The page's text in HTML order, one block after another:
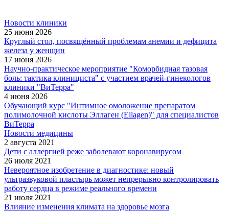
Новости клиники
25 июня 2026
Круглый стол, посвящённый проблемам анемии и дефицита
железа у женщин
17 июня 2026
Научно-практическое мероприятие "Коморбидная тазовая
боль: тактика клинициста" с участием врачей-гинекологов
клиники "ВиТерра"
4 июня 2026
Обучающий курс "Интимное омоложение препаратом
полимолочной кислоты Эллаген (Ellagen)" для специалистов
ВиТерра
Новости медицины
2 августа 2021
Дети с аллергией реже заболевают коронавирусом
26 июля 2021
Невероятное изобретение в диагностике: новый
ультразвуковой пластырь может непрерывно контролировать
работу сердца в режиме реального времени
21 июля 2021
Влияние изменения климата на здоровье мозга